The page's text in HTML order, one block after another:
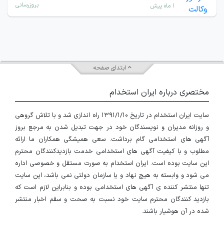
۱ ماه پیش بروزرسانی
ابتدای صفحه
مختصری درباره ایران استخدام
سایت ایران استخدام در تاریخ ۱۳۹۱/۱/۱۰ راه اندازی شد و با تلاش گروهی
و روزانه مدیران و نویسندگان خود در جهت تبدیل شدن به مرجع بروز
آگهی های استخدامی گام برداشت. سعی همیشگی همکاران ما ارائه
مطلوب و با کیفیت آگهی های استخدامی خدمت بازدیدکنندگان محترم
این سایت بوده است. ایران استخدام به صورت مستقل و خصوصی اداره
می شود و وابسته به هیچ نهاد و یا سازمان دولتی نمی باشد، این سایت
تنها منتشر کننده ی آگهی های استخدامی بوده و بنابراین لازم است که
بازدید کنندگان محترم سایت خود نسبت به صحت و سقم اخبار منتشر
شده در آن هوشیار باشند.